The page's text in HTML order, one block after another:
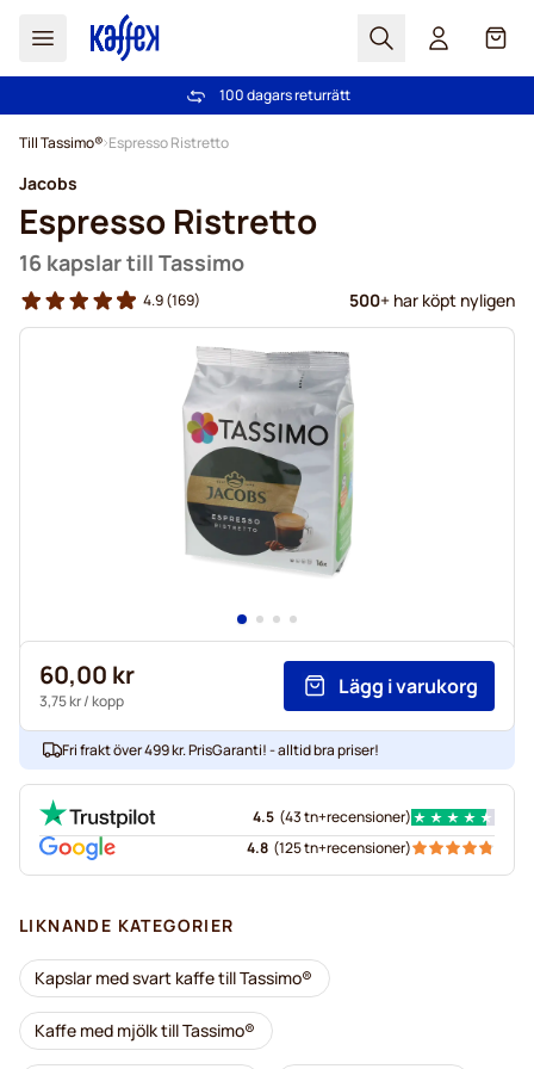
Sök Cart
Fri frakt över 499 kr
100 dagars returrätt
Till Tassimo® Espresso Ristretto
Jacobs
Espresso Ristretto
16 kapslar till Tassimo
4.9(169) 500+ har köpt nyligen
60,00 kr
3,75 kr/ kopp
Lägg i varukorg
Fri frakt över 499 kr. PrisGaranti! - alltid bra priser!
4.5 (43 tn+recensioner)
4.8 (125 tn+recensioner)
LIKNANDE KATEGORIER
Kapslar med svart kaffe till Tassimo®
Kaffe med mjölk till Tassimo®